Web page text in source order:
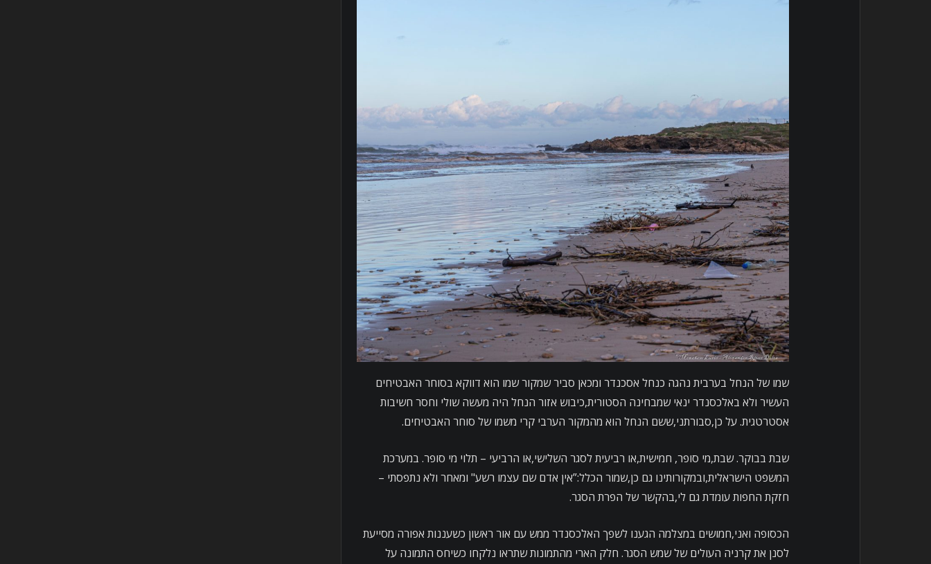
שמו של הנחל בערבית נהגה כנחל אסכנדר ומכאן סביר שמקור שמו הוא דווקא בסוחר האבטיחים
העשיר ולא באלכסנדר ינאי שמבחינה הסטורית,כיבוש אזור הנחל היה מעשה שולי וחסר חשיבות
אסטרטגית. על כן,סבורתני,ששם הנחל הוא מהמקור הערבי קרי משמו של סוחר האבטיחים.
שבת בבוקר. שבת,מי סופר, חמישית,או רביעית לסגר השלישי,או הרביעי – תלוי מי סופר. במערכת
המשפט הישראלית,ובמקורותינו גם כן,שמור הכלל:”אין אדם שם עצמו רשע" ומאחר ולא נתפסתי –
חזקת החפות עומדת גם לי,בהקשר של הפרת הסגר.
הכסופה ואני,חמושים במצלמה הגענו לשפך האלכסנדר ממש עם אור ראשון כשעננות אפורה מסייעת
לסנן את קרניה העולים של שמש הסגר. חלק הארי מהתמונות שתראו נלקחו כשיחס התמונה על